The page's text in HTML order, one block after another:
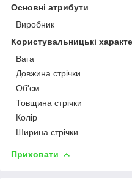
Основні атрибути
Виробник
Користувальницькі
Вага
Довжина стрічки
Об'єм
Товщина стрічки
Колір
Ширина стрічки
Приховати